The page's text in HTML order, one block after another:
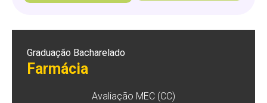
Graduação Bacharelado
Farmácia
Avaliação MEC (CC)